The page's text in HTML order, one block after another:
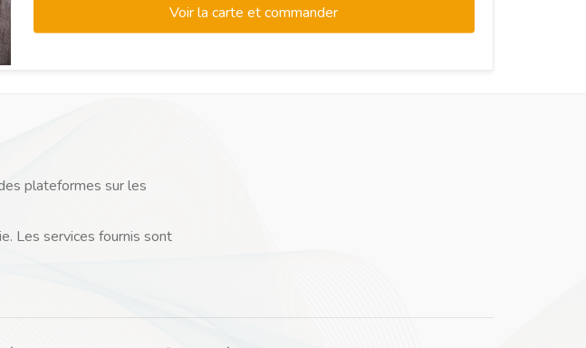
Voir la carte et commander
plateformes sur les
Les services fournis sont